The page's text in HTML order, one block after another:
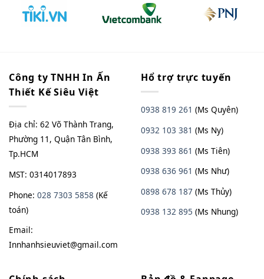
Công ty TNHH In Ấn
Thiết Kế Siêu Việt
Địa chỉ: 62 Võ Thành Trang,
Phường 11, Quận Tân Bình,
Tp.HCM
MST: 0314017893
Phone: 028 7303 5858 (Kế
toán)
Email:
Innhanhsieuviet@gmail.com
Hổ trợ trực tuyến
0938 819 261 (Ms Quyên)
0932 103 381 (Ms Ny)
0938 393 861 (Ms Tiên)
0938 636 961 (Ms Như)
0898 678 187 (Ms Thủy)
0938 132 895 (Ms Nhung)